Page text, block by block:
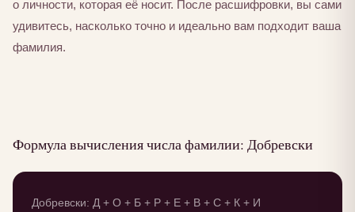
о личности, которая её носит. После расшифровки, вы сами
удивитесь, насколько точно и идеально вам подходит ваша
фамилия.
Формула вычисления числа фамилии: Добревски
Добревски: Д + О + Б + Р + Е + В + С + К + И